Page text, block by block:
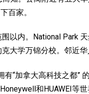
百家。
以内。National Park
大学万锦分校。邻近
有“加拿大高科技之都”
和HUAWEI